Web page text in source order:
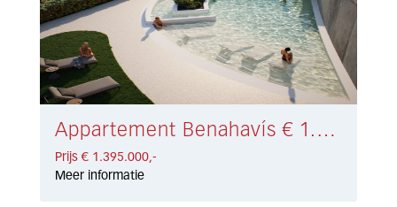
Appartement Benahavís € 1.395.000,-
Prijs € 1.395.000,-
Meer informatie